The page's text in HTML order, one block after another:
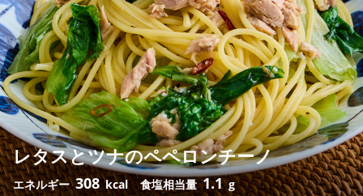
レタスとツナのペペロンチーノ
エネルギー308 kcal 食塩相当量1.1 g